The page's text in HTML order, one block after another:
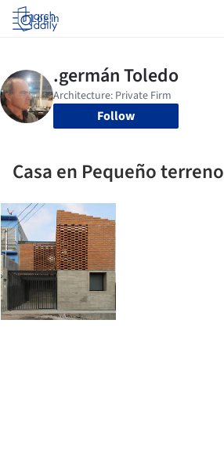
Log in
Follow
Casa en Pequeño terreno